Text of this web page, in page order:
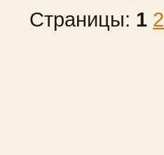
Страницы: 1 2